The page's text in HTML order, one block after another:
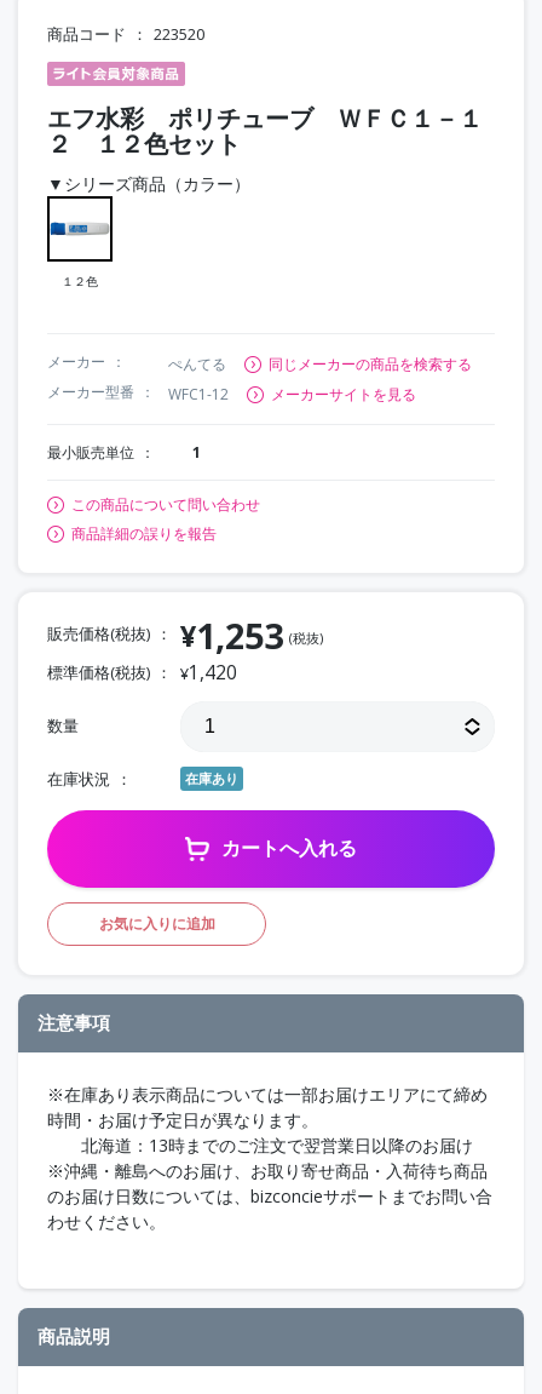
商品コード 223520
エフ水彩 ポリチューブ ＷＦＣ１－１
２ １２色セット
▼シリーズ商品（カラー）
１２色
メーカー ぺんてる
同じメーカーの商品を検索する
メーカー型番
WFC1-12 メーカーサイトを見る
最小販売単位 1
この商品について問い合わせ
商品詳細の誤りを報告
販売価格(税抜) ¥1,253 (税抜)
標準価格(税抜) ¥1,420
数量
在庫状況 在庫あり
カートへ入れる
お気に入りに追加
注意事項
※在庫あり表示商品については一部お届けエリアにて締め
時間・お届け予定日が異なります。
北海道：13時までのご注文で翌営業日以降のお届け
※沖縄・離島へのお届け、お取り寄せ商品・入荷待ち商品
のお届け日数については、bizconcieサポートまでお問い合
わせください。
商品説明